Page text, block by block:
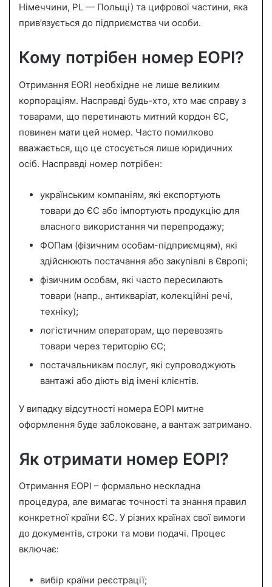
Німеччини, PL — Польщі) та цифрової частини, яка
прив’язується до підприємства чи особи.
Кому потрібен номер ЕОРІ?
Отримання EORI необхідне не лише великим
корпораціям. Насправді будь-хто, хто має справу з
товарами, що перетинають митний кордон ЄС,
повинен мати цей номер. Часто помилково
вважається, що це стосується лише юридичних
осіб. Насправді номер потрібен:
українським компаніям, які експортують
товари до ЄС або імпортують продукцію для
власного використання чи перепродажу;
ФОПам (фізичним особам-підприємцям), які
здійснюють постачання або закупівлі в Європі;
фізичним особам, які часто пересилають
товари (напр., антикваріат, колекційні речі,
техніку);
логістичним операторам, що перевозять
товари через територію ЄС;
постачальникам послуг, які супроводжують
вантажі або діють від імені клієнтів.
У випадку відсутності номера ЕОРІ митне
оформлення буде заблоковане, а вантаж затримано.
Як отримати номер ЕОРІ?
Отримання ЕОРІ – формально нескладна
процедура, але вимагає точності та знання правил
конкретної країни ЄС. У різних країнах свої вимоги
до документів, строки та мови подачі. Процес
включає:
вибір країни реєстрації;